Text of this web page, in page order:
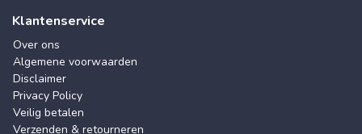
Klantenservice
Over ons
Algemene voorwaarden
Disclaimer
Privacy Policy
Veilig betalen
Verzenden & retourneren